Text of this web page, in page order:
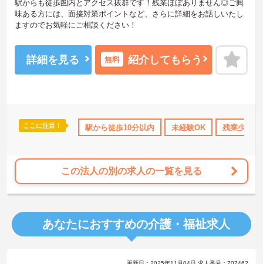
駅からも徒歩圏内とアクセス抜群です！残業ほぼありません◎ご興
味ある方には、面接対策ポイントなど、さらに詳細をお話しいたし
ますのでお気軽にご相談ください！
詳細を見る 無料 紹介してもらう
ここに注目！ 駅から徒歩10分以内 未経験OK 残業少なめ
この法人の別の求人の一覧を見る
あなたにおすすめの介護・福祉求人